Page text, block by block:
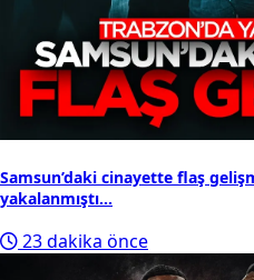
Samsun’daki cinayette flaş
yakalanmıştı...
23 dakika önce